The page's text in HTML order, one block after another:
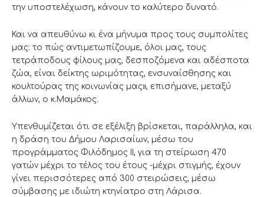
την υποστελέχωση, κάνουν το καλύτερο δυνατό.
Και να απευθύνω κι ένα μήνυμα προς τους συμπολίτες
μας: το πώς αντιμετωπίζουμε, όλοι μας, τους
τετράποδους φίλους μας, δεσποζόμενα και αδέσποτα
ζώα, είναι δείκτης ωριμότητας, ενσυναίσθησης και
κουλτούρας της κοινωνίας μας», επισήμανε, μεταξύ
άλλων, ο κ.Μαμάκος.
Υπενθυμίζεται ότι σε εξέλιξη βρίσκεται, παράλληλα, και
η δράση του Δήμου Λαρισαίων, μέσω του
προγράμματος Φιλόδημος ΙΙ, για τη στείρωση 470
γατών μέχρι το τέλος του έτους -μέχρι στιγμής, έχουν
γίνει περισσότερες από 300 στειρώσεις, μέσω
σύμβασης με ιδιώτη κτηνίατρο στη Λάρισα.